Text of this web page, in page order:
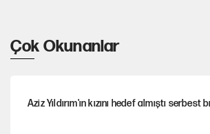
Çok Okunanlar
Aziz Yıldırım'ın kızını hedef almıştı serbest